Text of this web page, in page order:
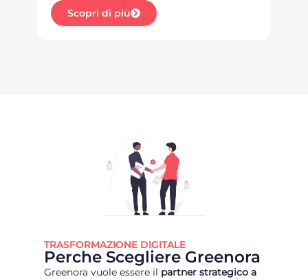
Scopri di più
TRASFORMAZIONE DIGITALE
Perche Scegliere Greenora
Greenora vuole essere il partner strategico a